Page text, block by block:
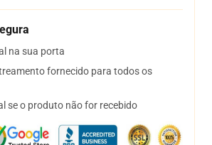
na sua porta
fornecido para todos os
se o produto não for recebido